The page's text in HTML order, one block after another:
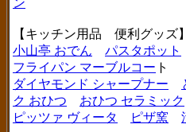
ン
【キッチン用品 便利グッズ】
小山亭 おでん
パスタポット
フライパン マーブルコー ト
ダイヤモンド シャープナー
ク おひつ
おひつ セラミック
ピッツァ ヴィータ
ピザ窯